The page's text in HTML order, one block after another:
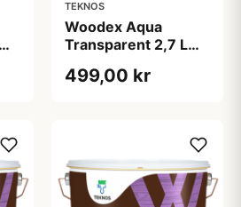
TEKNOS
Woodex Aqua
Transparent 2,7 L
499,00 kr